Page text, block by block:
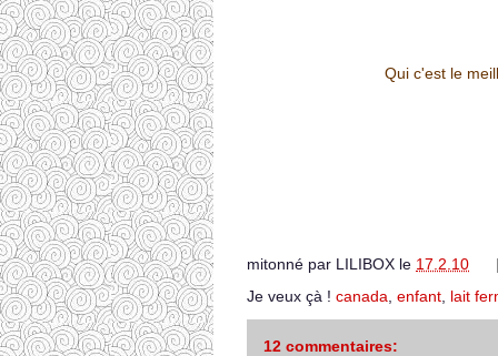
Qui c'est le
mitonné par LILIBOX le 17.2.10
Je veux çà ! canada enfant lait
12 commentaires: